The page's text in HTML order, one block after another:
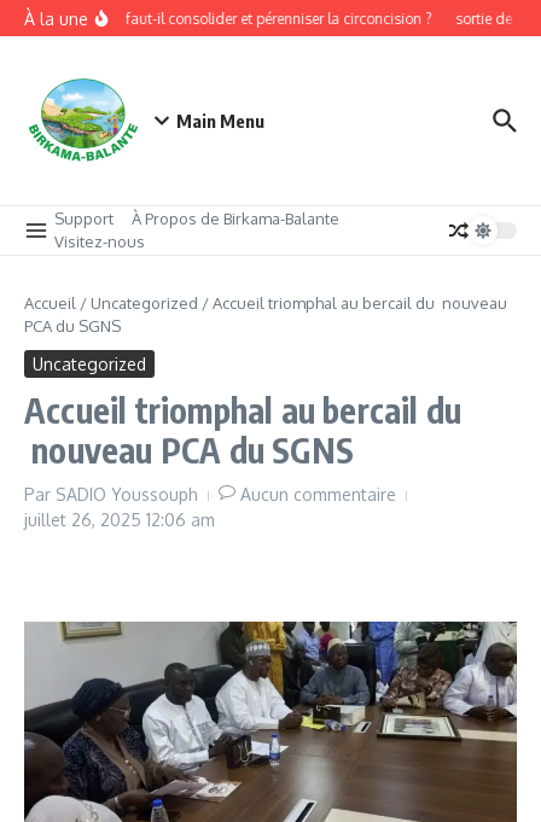
Aller au contenu
À la unePourquoi faut-il consolider et pérenniser la circoncision ? sortie de
Main Menu
Support
À Propos de Birkama-Balante
Visitez-nous
Accueil / Uncategorized /Accueil triomphal au bercail du nouveau
PCA du SGNS
Uncategorized
Accueil triomphal au bercail du
nouveau PCA du SGNS
Par SADIO Youssouph
Aucun commentaire
juillet 26, 2025 12:06 am